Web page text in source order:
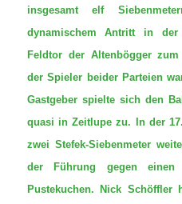
insgesamt elf
dynamischem Antritt in
Feldtor der Altenbögger zum
der Spieler beider Parteien
Gastgeber spielte sich den
quasi in Zeitlupe zu. In der
zwei Stefek-Siebenmeter
der Führung gegen einen
Pustekuchen. Nick Schöffler